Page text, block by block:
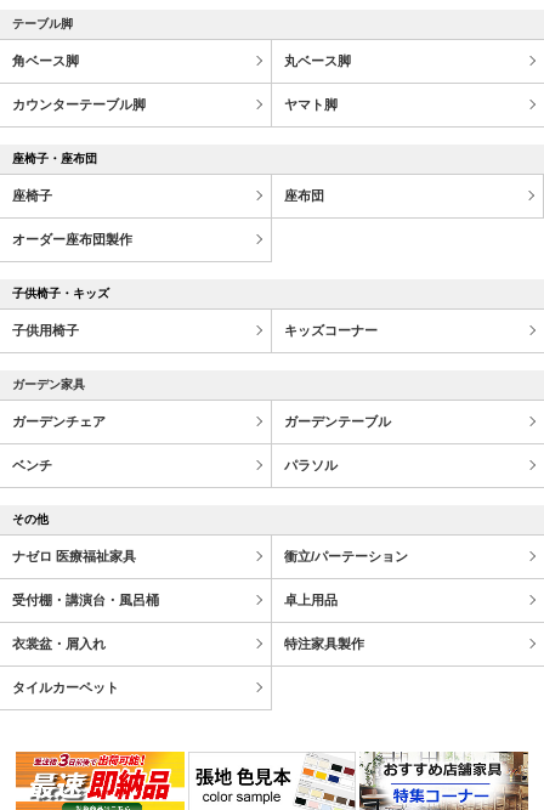
テーブル脚
角ベース脚 丸ベース脚
カウンターテーブル脚 ヤマト脚
座椅子・座布団
座椅子 座布団
オーダー座布団製作
子供椅子・キッズ
子供用椅子 キッズコーナー
ガーデン家具
ガーデンチェア ガーデンテーブル
ベンチ パラソル
その他
ナゼロ 医療福祉家具 衝立/パーテーション
受付棚・講演台・風呂桶 卓上用品
衣裳盆・屑入れ 特注家具製作
タイルカーペット